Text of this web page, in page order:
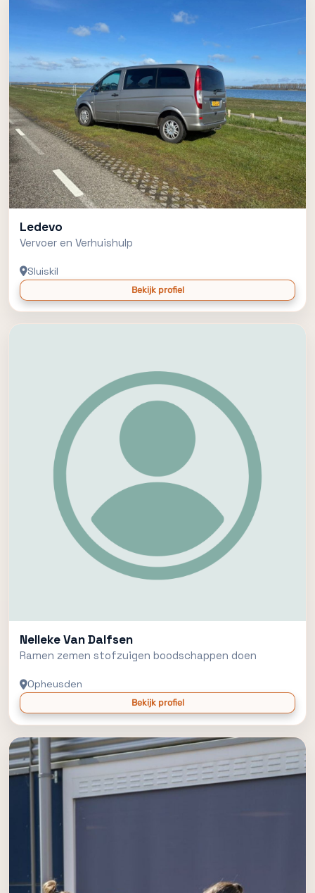
Ledevo
Vervoer en Verhuishulp
Sluiskil
Bekijk profiel
Nelleke Van Dalfsen
Ramen zemen stofzuigen boodschappen doen
Opheusden
Bekijk profiel